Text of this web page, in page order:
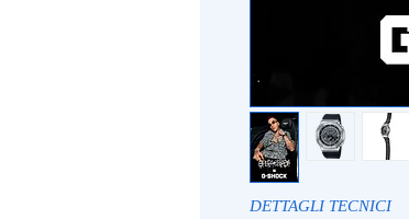
DETTAGLI TECNICI